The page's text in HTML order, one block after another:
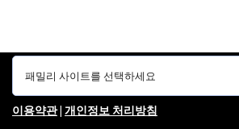
이용약관| 개인정보 처리방침